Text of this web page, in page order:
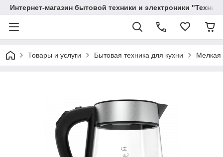
Интернет-магазин бытовой техники и электроники
Товары и услуги Бытовая техника для кухни Мелкая